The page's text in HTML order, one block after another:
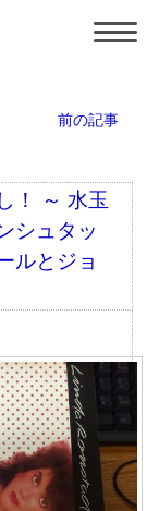
前の記事
！ ～ 水玉
シュタッ
ルとジョ